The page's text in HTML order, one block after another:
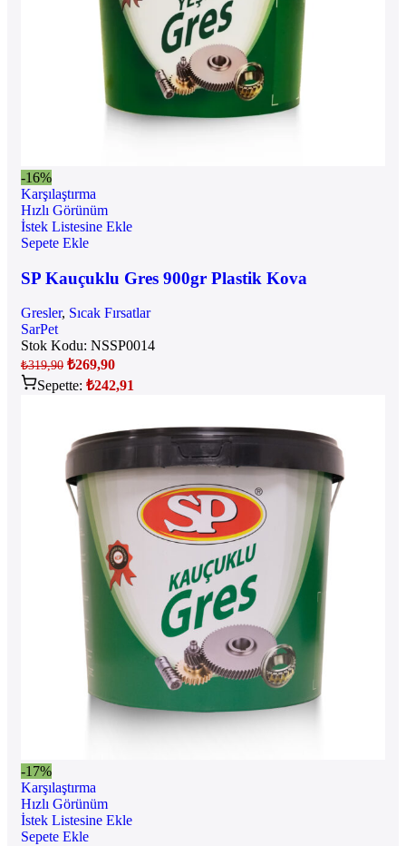
-16%
Karşılaştırma
Hızlı Görünüm
İstek Listesine Ekle
Sepete Ekle
SP Kauçuklu Gres 900gr Plastik Kova
Gresler, Sıcak Fırsatlar
SarPet
Stok Kodu: NSSP0014
₺319,90 ₺269,90
Sepette: ₺242,91
-17%
Karşılaştırma
Hızlı Görünüm
İstek Listesine Ekle
Sepete Ekle